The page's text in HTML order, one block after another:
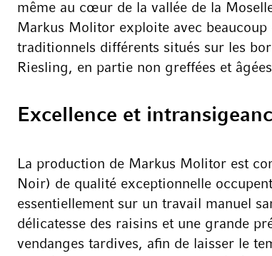
même au cœur de la vallée de la
Markus Molitor exploite avec
traditionnels différents situés sur les
Riesling, en partie non greffées et
Excellence et
La production de Markus Molitor est
Noir) de qualité exceptionnelle
essentiellement sur un travail manuel
délicatesse des raisins et une grande
vendanges tardives, afin de laisser le